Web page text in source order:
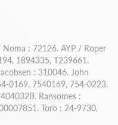
: 72126. AYP / Roper
1894335, T239661.
: 310046. John
0169, 7540169, 754-0223,
Ransomes :
Toro : 24-9730,